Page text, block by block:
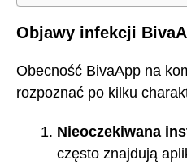
Objawy infekcji
Obecność BivaApp na
rozpoznać po kilku
Nieoczekiwana
często znajdują